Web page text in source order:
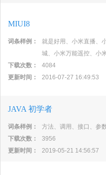
MIUI8
词条样例：
就是好用、小米直播、
城、小米万能遥控、小
下载次数：
4084
更新时间：
2016-07-27 16:49:53
JAVA 初学者
词条样例：
方法、调用、接口、参
下载次数：
3956
更新时间：
2019-05-21 14:56:57